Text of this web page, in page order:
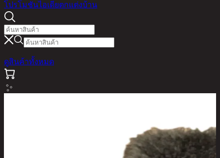
โปรโมชันไอเดียตกแต่งบ้าน
ดูสินค้าทั้งหมด